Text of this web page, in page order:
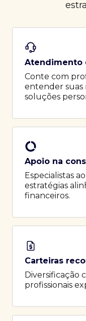
Atendimento
Conte com
entender suas
soluções
Apoio na
Especialistas
estratégias
financeiros.
Carteiras
Diversificação
profissionais